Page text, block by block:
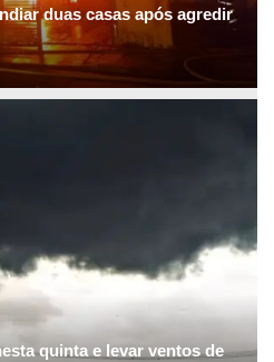
duas casas após agredir
quinta e levar ventos de